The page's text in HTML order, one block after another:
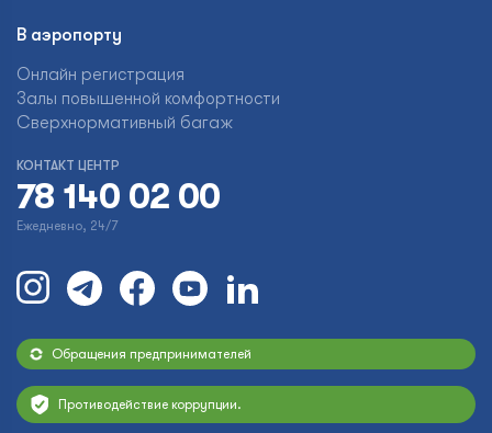
В аэропорту
Онлайн регистрация
Залы повышенной комфортности
Сверхнормативный багаж
КОНТАКТ ЦЕНТР
78 140 02 00
Ежедневно, 24/7
Обращения предпринимателей
Противодействие коррупции.